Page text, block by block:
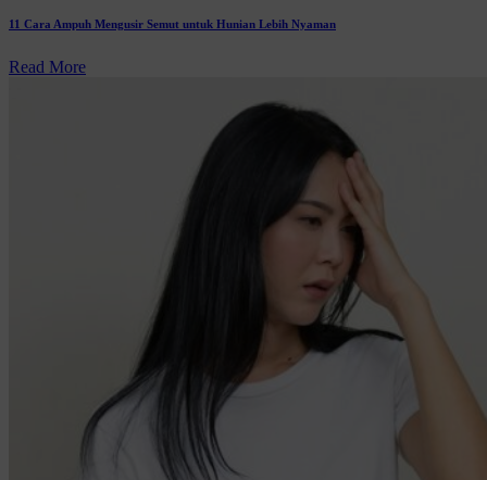
11 Cara Ampuh Mengusir Semut untuk Hunian Lebih Nyaman
Read More